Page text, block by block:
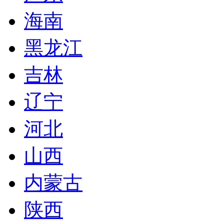
海南
黑龙江
吉林
辽宁
河北
山西
内蒙古
陕西